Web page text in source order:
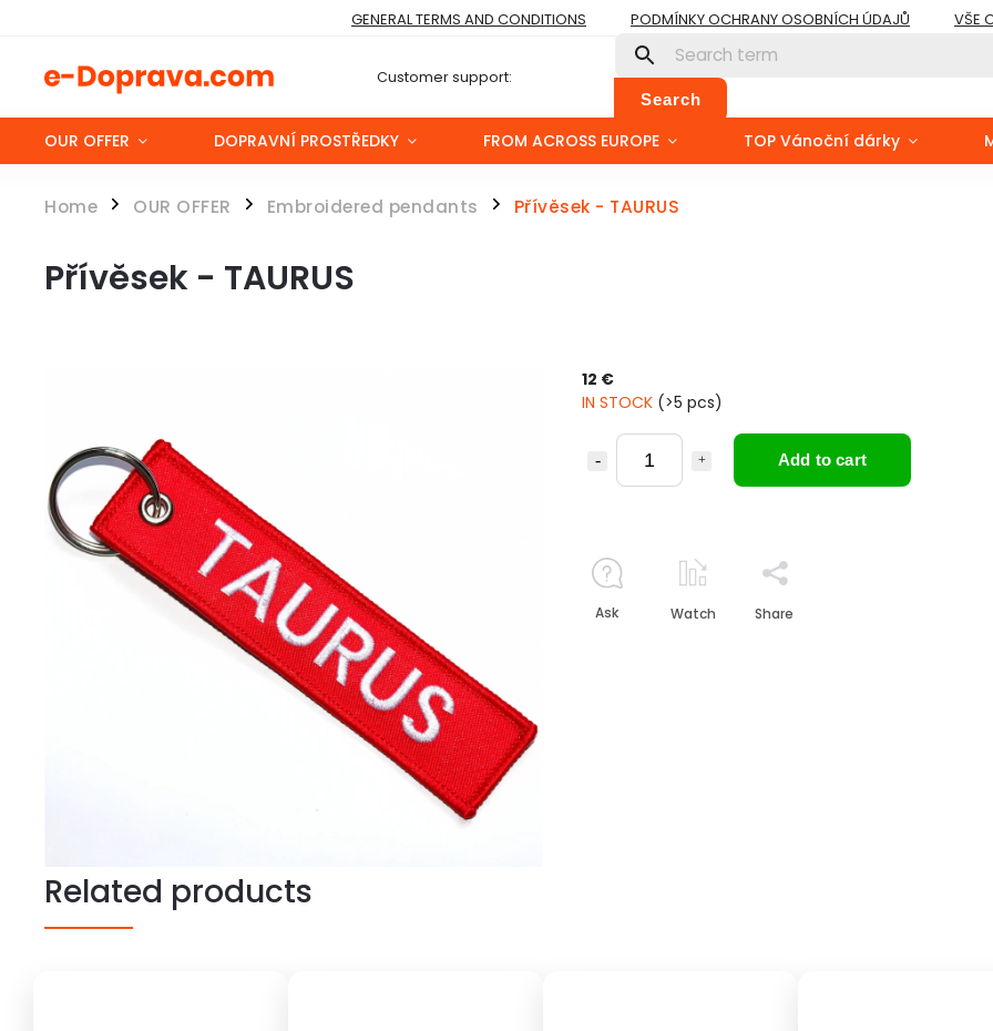
GENERAL TERMS AND CONDITIONS PODMÍNKY OCHRANY OSOBNÍCH ÚDAJŮ VŠE
Customer support:
Search
OUR OFFER DOPRAVNÍ PROSTŘEDKY FROM ACROSS EUROPE TOP Vánoční dárky
Home / OUR OFFER / Embroidered pendants / Přívěsek - TAURUS
Přívěsek - TAURUS
12 €
IN STOCK (>5 pcs)
Add to cart
Ask Watch Share
Related products